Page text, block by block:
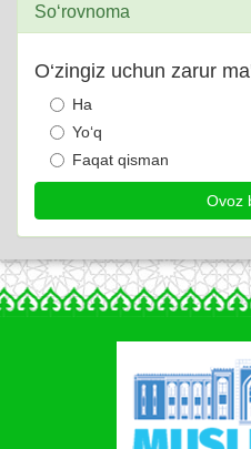
So‘rovnoma
O‘zingiz uchun zarur
Ha
Yo‘q
Faqat qisman